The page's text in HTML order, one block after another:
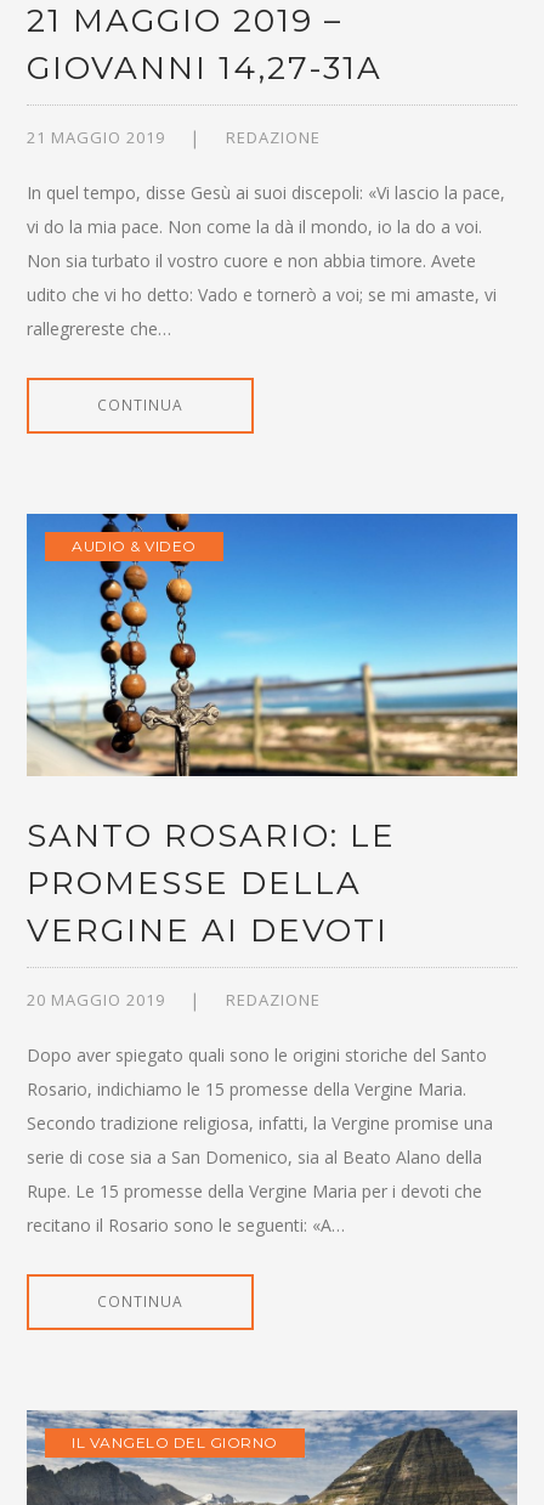
21 MAGGIO 2019 –
GIOVANNI 14,27-31A
21 MAGGIO 2019 REDAZIONE
In quel tempo, disse Gesù ai suoi discepoli: «Vi lascio la pace,
vi do la mia pace. Non come la dà il mondo, io la do a voi.
Non sia turbato il vostro cuore e non abbia timore. Avete
udito che vi ho detto: Vado e tornerò a voi; se mi amaste, vi
rallegrereste che…
CONTINUA
AUDIO & VIDEO
SANTO ROSARIO: LE
PROMESSE DELLA
VERGINE AI DEVOTI
20 MAGGIO 2019 REDAZIONE
Dopo aver spiegato quali sono le origini storiche del Santo
Rosario, indichiamo le 15 promesse della Vergine Maria.
Secondo tradizione religiosa, infatti, la Vergine promise una
serie di cose sia a San Domenico, sia al Beato Alano della
Rupe. Le 15 promesse della Vergine Maria per i devoti che
recitano il Rosario sono le seguenti: «A…
CONTINUA
IL VANGELO DEL GIORNO